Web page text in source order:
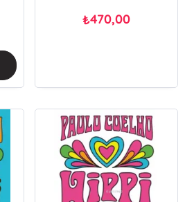
₺470,00